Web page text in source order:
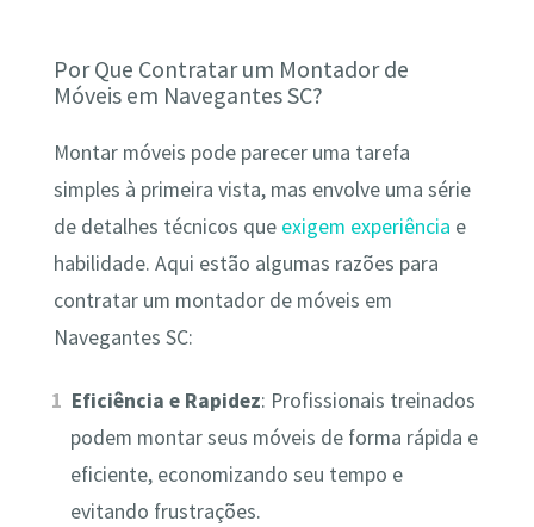
Por Que Contratar um Montador de
Móveis em Navegantes SC?
Montar móveis pode parecer uma tarefa
simples à primeira vista, mas envolve uma série
de detalhes técnicos que exigem experiência e
habilidade. Aqui estão algumas razões para
contratar um montador de móveis em
Navegantes SC:
Eficiência e Rapidez: Profissionais treinados
podem montar seus móveis de forma rápida e
eficiente, economizando seu tempo e
evitando frustrações.